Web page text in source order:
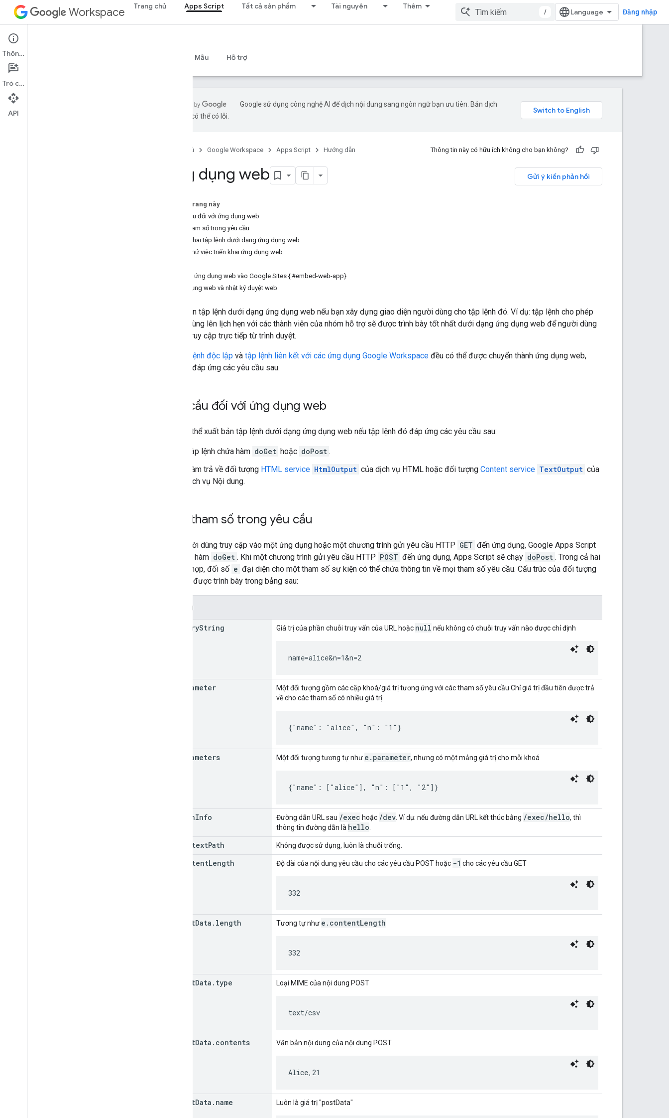
Workspace Trang chủ Apps Script Tất cả sản phẩm Tài nguyên Thêm
/ Đăng nhập
Apps Script
Tổng quan Mẫu Hỗ trợ
Google sử dụng công nghệ AI để dịch nội dung sang ngôn ngữ bạn ưu tiên. Bản dịch
bằng AI có thể có lỗi.
Trang chủ Google Workspace Apps Script Hướng dẫn Thông tin này có hữu ích không cho bạn không?
Gửi ý kiến phản hồi
Ứng dụng web
Trên trang này
Yêu cầu đối với ứng dụng web
Các tham số trong yêu cầu
Triển khai tập lệnh dưới dạng ứng dụng web
Kiểm thử việc triển khai ứng dụng web
Nhúng ứng dụng web vào Google Sites {:#embed-web-app}
Ứng dụng web và nhật ký duyệt web
Xuất bản tập lệnh dưới dạng ứng dụng web nếu bạn xây dựng giao diện người dùng cho tập lệnh đó. Ví dụ: tập lệnh cho phép
người dùng lên lịch hẹn với các thành viên của nhóm hỗ trợ sẽ được trình bày tốt nhất dưới dạng ứng dụng web để người dùng
có thể truy cập trực tiếp từ trình duyệt.
tập lệnh độc lập và tập lệnh liên kết với các ứng dụng Google Workspace đều có thể được chuyển thành ứng dụng web,
miễn là đáp ứng các yêu cầu sau.
Yêu cầu đối với ứng dụng web
Bạn có thể xuất bản tập lệnh dưới dạng ứng dụng web nếu tập lệnh đó đáp ứng các yêu cầu sau:
Tập lệnh chứa hàm doGet hoặc doPost .
Hàm trả về đối tượng HTML service HtmlOutput của dịch vụ HTML hoặc đối tượng Content service TextOutput của
dịch vụ Nội dung.
Các tham số trong yêu cầu
Khi người dùng truy cập vào một ứng dụng hoặc một chương trình gửi yêu cầu HTTP GET đến ứng dụng, Google Apps Script
sẽ chạy hàm doGet . Khi một chương trình gửi yêu cầu HTTP POST đến ứng dụng, Apps Script sẽ chạy doPost . Trong cả hai
trường hợp, đối số e đại diện cho một tham số sự kiện có thể chứa thông tin về mọi tham số yêu cầu. Cấu trúc của đối tượng
sự kiện được trình bày trong bảng sau:
Trường
e.queryString Giá trị của phần chuỗi truy vấn của URL hoặc null nếu không có chuỗi truy vấn nào được chỉ định
name=alice&n=1&n=2
e.parameter
Một đối tượng gồm các cặp khoá/giá trị tương ứng với các tham số yêu cầu Chỉ giá trị đầu tiên được trả
về cho các tham số có nhiều giá trị.
{"name": "alice", "n": "1"}
e.parameters Một đối tượng tương tự như e.parameter, nhưng có một mảng giá trị cho mỗi khoá
{"name": ["alice"], "n": ["1", "2"]}
e.pathInfo Đường dẫn URL sau /exec hoặc /dev . Ví dụ: nếu đường dẫn URL kết thúc bằng /exec/hello, thì
thông tin đường dẫn là hello
e.contextPath Không được sử dụng, luôn là chuỗi trống.
e.contentLength Độ dài của nội dung yêu cầu cho các yêu cầu POST hoặc -1 cho các yêu cầu GET
332
e.postData.length Tương tự như e.contentLength
332
e.postData.type Loại MIME của nội dung POST
text/csv
e.postData.contents Văn bản nội dung của nội dung POST
Alice,21
e.postData.name Luôn là giá trị "postData"
Thông tin
Trò chuyện
API